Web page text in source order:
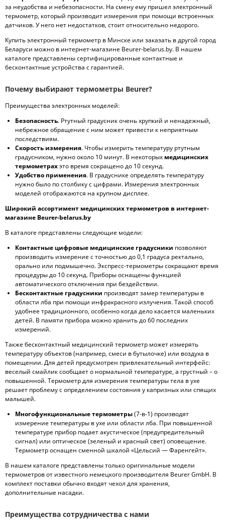
за неудобства и небезопасности. На смену ему пришел электронный
термометр, который производит измерения при помощи встроенных
датчиков. У него нет недостатков, стоит относительно недорого.
Купить электронный термометр в Минске или заказать в другой город
Беларуси можно в интернет-магазине Beurer-belarus.by. В нашем
каталоге представлены сертифицированные контактные и
бесконтактные устройства с гарантией.
Почему выбирают термометры Beurer?
Преимущества электронных моделей:
Безопасность. Ртутный градусник очень хрупкий и ненадежный,
небрежное обращение с ним может привести к неприятным
последствиям.
Скорость измерения. Чтобы измерить температуру ртутным
градусником, нужно около 10 минут. В некоторых медицинских
термометрахэто время сокращено до 10 секунд.
Удобство применения. В градуснике определять температуру
нужно было по столбику с цифрами. Измерения электронных
моделей отображаются на крупном дисплее.
Широкий ассортимент медицинских термометров в интернет-
магазине Beurer-belarus.by
В каталоге представлены следующие модели:
Контактные цифровые медицинские градусники позволяют
производить измерение с точностью до 0,1 градуса ректально,
орально или подмышечно. Экспресс-термометры сокращают время
процедуры до 10 секунд. Приборы оснащены функцией
автоматического отключения при бездействии.
Бесконтактные градусники производят замер температуры в
области лба при помощи инфракрасного излучения. Такой способ
удобнее традиционного, особенно когда дело касается маленьких
детей. В памяти прибора можно хранить до 60 последних
измерений.
Также бесконтактный медицинский термометр может измерять
температуру объектов (например, смеси в бутылочке) или воздуха в
помещении. Для детей предусмотрен привлекательный интерфейс:
веселый смайлик сообщает о нормальной температуре, а грустный – о
повышенной. Термометр для измерения температуры тела в ухе
решает проблему с определением состояния у капризных или спящих
малышей.
Многофункциональные термометры(7-в-1) производят
измерение температуры в ухе или области лба. При повышенной
температуре прибор подает акустическое (предупредительный
сигнал) или оптическое (зеленый и красный свет) оповещение.
Термометр оснащен сменной шкалой «Цельсий — Фаренгейт».
В нашем каталоге представлены только оригинальные модели
термометров от известного немецкого производителя Beurer GmbH. В
комплект поставки обычно входят чехол для хранения,
дополнительные насадки.
Преимущества сотрудничества с нами